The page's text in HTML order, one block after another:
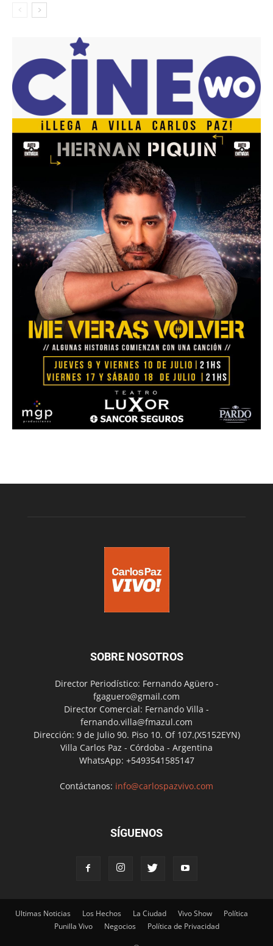
SOBRE NOSOTROS
Director Periodístico: Fernando Agüero -
fgaguero@gmail.com
Director Comercial: Fernando Villa -
fernando.villa@fmazul.com
Dirección: 9 de Julio 90. Piso 10. Of 107.(X5152EYN)
Villa Carlos Paz - Córdoba - Argentina
WhatsApp: +5493541585147
Contáctanos: info@carlospazvivo.com
SÍGUENOS
Ultimas Noticias Los Hechos La Ciudad Vivo Show
Política
Punilla Vivo
Negocios Política de Privacidad